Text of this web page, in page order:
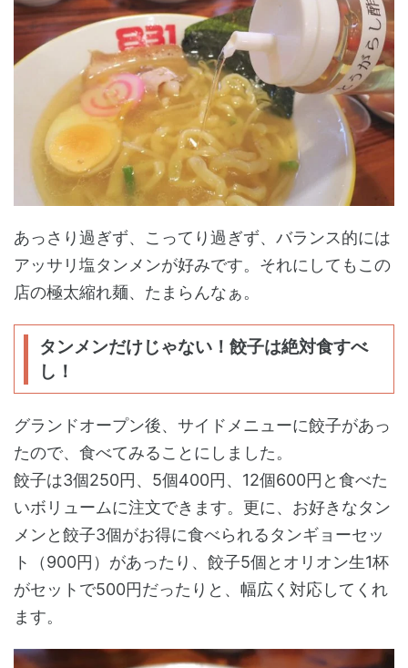
あっさり過ぎず、こってり過ぎず、バランス的には
アッサリ塩タンメンが好みです。それにしてもこの
店の極太縮れ麺、たまらんなぁ。
タンメンだけじゃない！餃子は絶対食すべ
し！
グランドオープン後、サイドメニューに餃子があっ
たので、食べてみることにしました。
餃子は3個250円、5個400円、12個600円と食べた
いボリュームに注文できます。更に、お好きなタン
メンと餃子3個がお得に食べられるタンギョーセッ
ト（900円）があったり、餃子5個とオリオン生1杯
がセットで500円だったりと、幅広く対応してくれ
ます。